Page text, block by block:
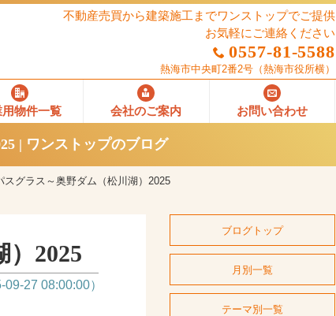
不動産売買から建築施工までワンストップでご提供
お気軽にご連絡ください
0557-81-5588
熱海市中央町2番2号 （熱海市役所横）
物件一覧 会社のご案内 お問い合わせ
| ワンストップのブログ
スグラス～奥野ダム（松川湖）2025
2025
27 08:00:00）
ブログトップ
月別一覧
テーマ別一覧